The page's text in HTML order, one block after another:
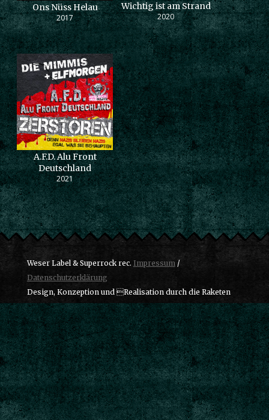
Ons Nüss Helau
2017
Wichtig ist am Strand
2020
A.F.D. Alu Front
Deutschland
2021
Weser Label & Superrock rec. Impressum/
Datenschutzerklärung
Design, Konzeption und Realisation durch die Raketen